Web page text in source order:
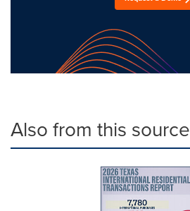
Also from this source